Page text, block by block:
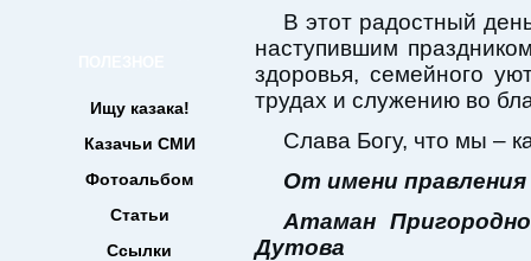
Ищу казака!
Казачьи СМИ
Фотоальбом
Статьи
Ссылки
В этот радостный
наступившим
здоровья, семейного
трудах и служению во
Слава Богу, что мы –
От имени
Атаман
Дутова